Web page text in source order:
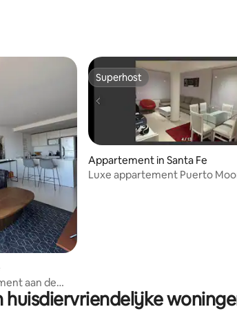
27 recensies
23 recensies
aan de
Superhost
Superhost
Appartement in Santa Fe
Luxe appartement Puerto
huisdiervriendelijke